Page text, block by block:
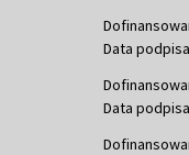
Data
Data